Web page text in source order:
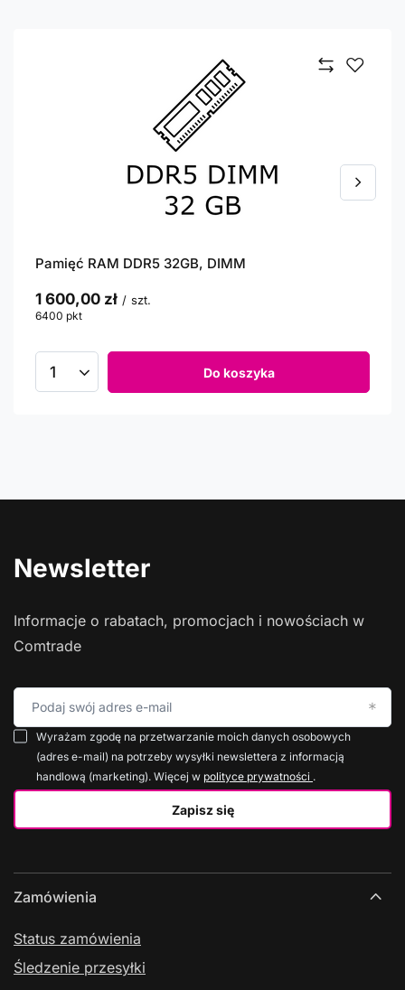
Pamięć RAM DDR5 32GB, DIMM
1 600,00 zł / szt.
6400 pkt
Do koszyka
Newsletter
Informacje o rabatach, promocjach i nowościach w
Comtrade
Podaj swój adres e-mail
Zapisz się
Wyrażam zgodę na przetwarzanie moich danych osobowych
(adres e-mail) na potrzeby wysyłki newslettera z informacją
handlową (marketing). Więcej w polityce prywatności .
Zamówienia
Status zamówienia
Śledzenie przesyłki